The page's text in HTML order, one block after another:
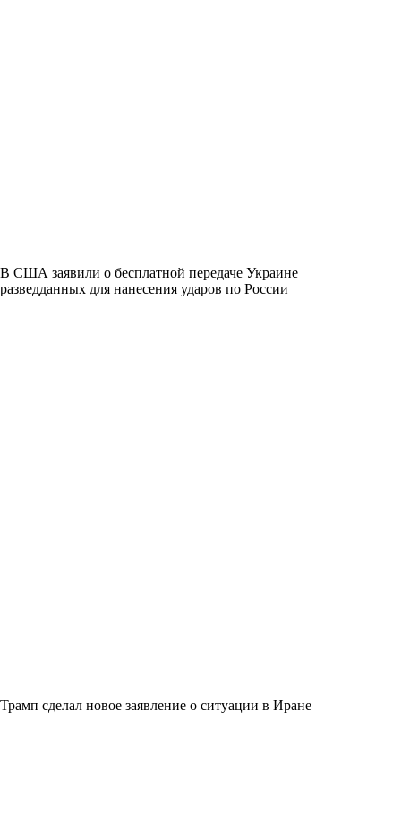
В США заявили о бесплатной передаче Украине
разведданных для нанесения ударов по России
Трамп сделал новое заявление о ситуации в Иране